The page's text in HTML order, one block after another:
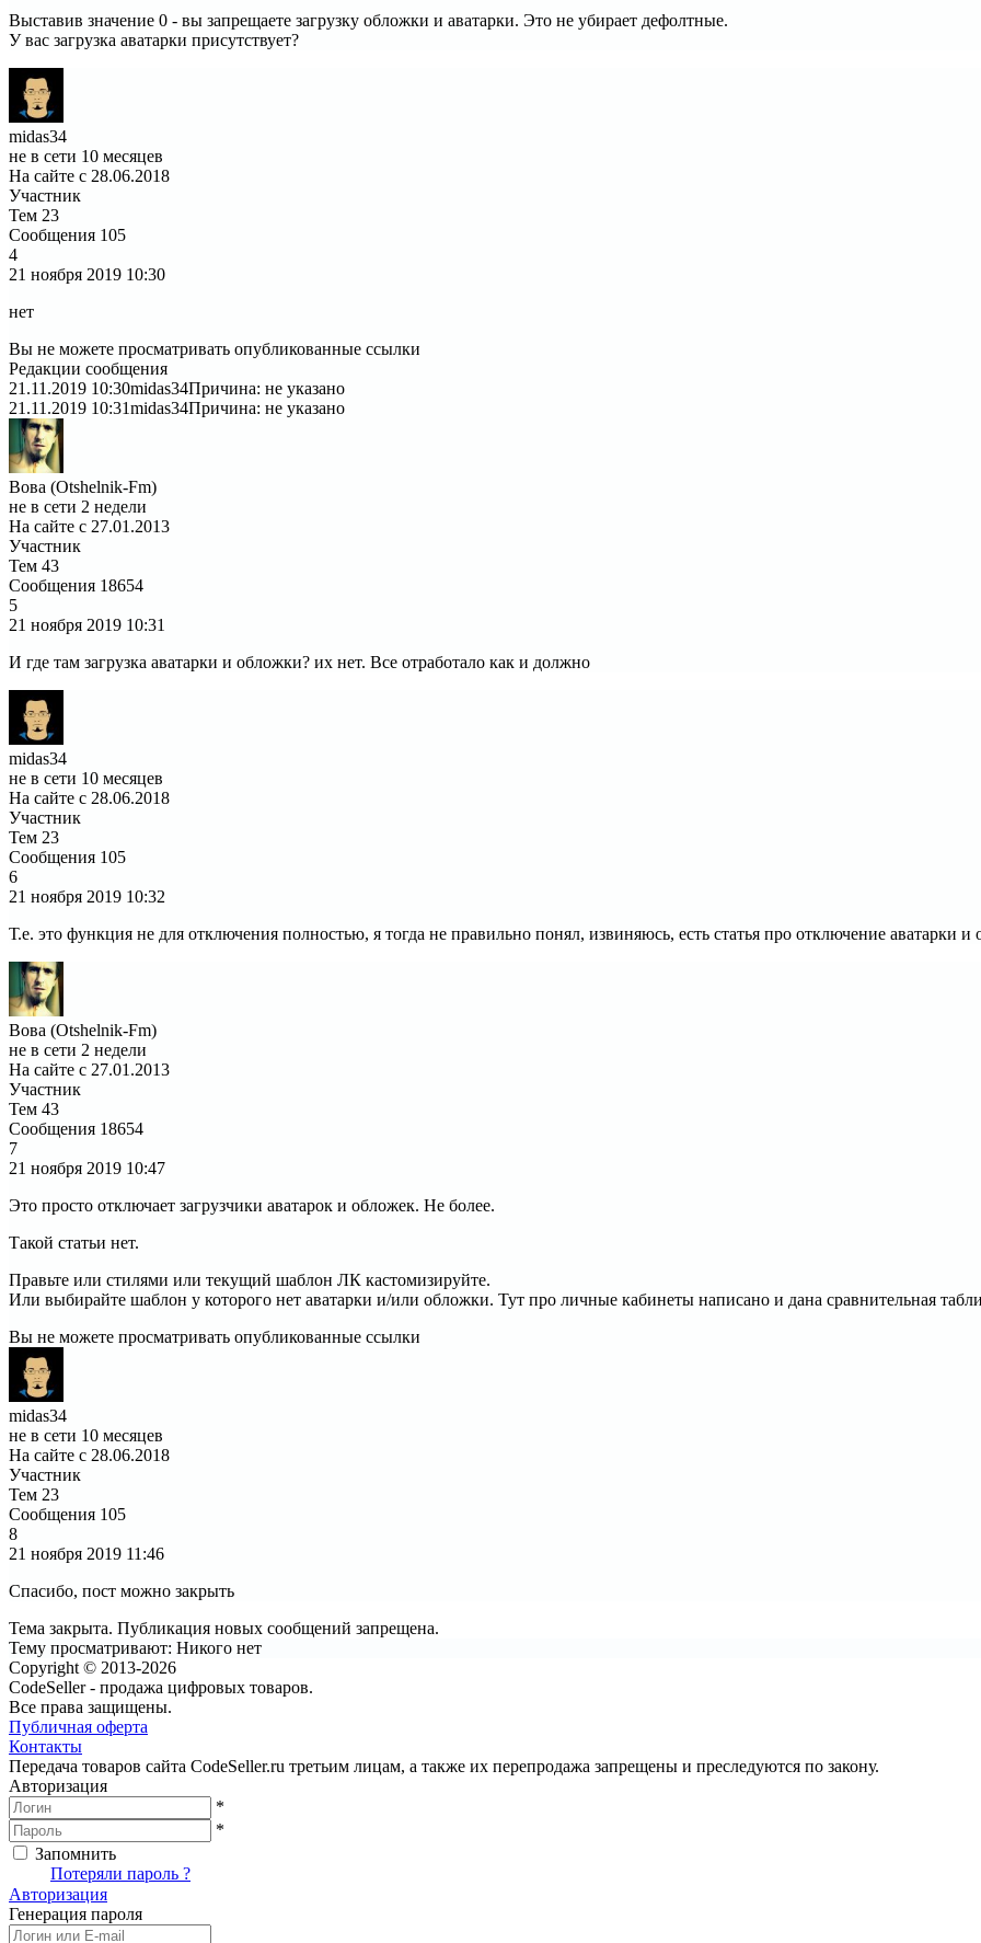
Выставив значение 0 - вы запрещаете загрузку обложки и аватарки. Это не убирает дефолтные.
У вас загрузка аватарки присутствует?
midas34
не в сети 10 месяцев
На сайте с 28.06.2018
Участник
Тем 23
Сообщения 105
4
21 ноября 2019 10:30
нет
Вы не можете просматривать опубликованные ссылки
Редакции сообщения
21.11.2019 10:30midas34Причина: не указано
21.11.2019 10:31midas34Причина: не указано
Вова (Otshelnik-Fm)
не в сети 2 недели
На сайте с 27.01.2013
Участник
Тем 43
Сообщения 18654
5
21 ноября 2019 10:31
И где там загрузка аватарки и обложки? их нет. Все отработало как и должно
midas34
не в сети 10 месяцев
На сайте с 28.06.2018
Участник
Тем 23
Сообщения 105
6
21 ноября 2019 10:32
Т.е. это функция не для отключения полностью, я тогда не правильно понял, извиняюсь, есть статья про отключение аватарки и
Вова (Otshelnik-Fm)
не в сети 2 недели
На сайте с 27.01.2013
Участник
Тем 43
Сообщения 18654
7
21 ноября 2019 10:47
Это просто отключает загрузчики аватарок и обложек. Не более.
Такой статьи нет.
Правьте или стилями или текущий шаблон ЛК кастомизируйте.
Или выбирайте шаблон у которого нет аватарки и/или обложки. Тут про личные кабинеты написано и дана сравнительная
Вы не можете просматривать опубликованные ссылки
midas34
не в сети 10 месяцев
На сайте с 28.06.2018
Участник
Тем 23
Сообщения 105
8
21 ноября 2019 11:46
Спасибо, пост можно закрыть
Тема закрыта. Публикация новых сообщений запрещена.
Тему просматривают: Никого нет
Copyright © 2013-2026
CodeSeller - продажа цифровых товаров.
Все права защищены.
Публичная оферта
Контакты
Передача товаров сайта CodeSeller.ru третьим лицам, а также их перепродажа запрещены и преследуются по закону.
Авторизация
*
*
Запомнить
Потеряли пароль ?
Авторизация
Генерация пароля